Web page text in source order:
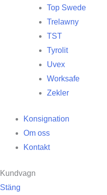
Top Swede
Trelawny
TST
Tyrolit
Uvex
Worksafe
Zekler
Konsignation
Om oss
Kontakt
Kundvagn
Stäng